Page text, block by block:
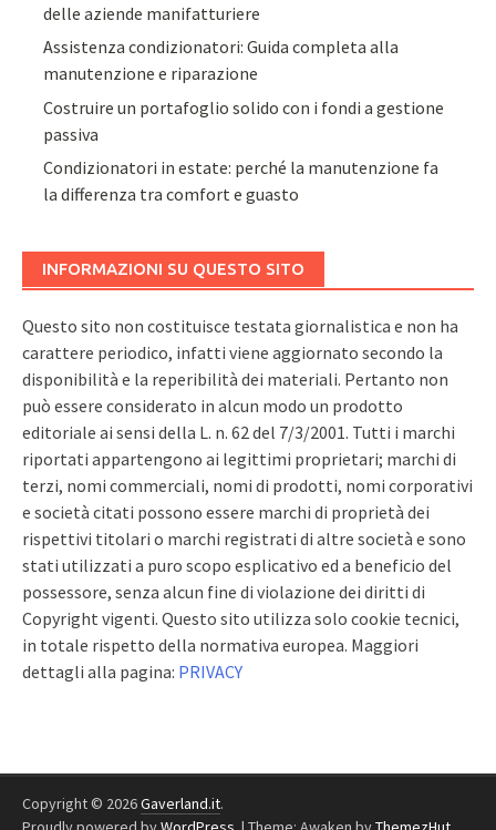
delle aziende manifatturiere
Assistenza condizionatori: Guida completa alla
manutenzione e riparazione
Costruire un portafoglio solido con i fondi a gestione
passiva
Condizionatori in estate: perché la manutenzione fa
la differenza tra comfort e guasto
INFORMAZIONI SU QUESTO SITO
Questo sito non costituisce testata giornalistica e non ha
carattere periodico, infatti viene aggiornato secondo la
disponibilità e la reperibilità dei materiali. Pertanto non
può essere considerato in alcun modo un prodotto
editoriale ai sensi della L. n. 62 del 7/3/2001. Tutti i marchi
riportati appartengono ai legittimi proprietari; marchi di
terzi, nomi commerciali, nomi di prodotti, nomi corporativi
e società citati possono essere marchi di proprietà dei
rispettivi titolari o marchi registrati di altre società e sono
stati utilizzati a puro scopo esplicativo ed a beneficio del
possessore, senza alcun fine di violazione dei diritti di
Copyright vigenti. Questo sito utilizza solo cookie tecnici,
in totale rispetto della normativa europea. Maggiori
dettagli alla pagina: PRIVACY
Copyright © 2026Gaverland.it.